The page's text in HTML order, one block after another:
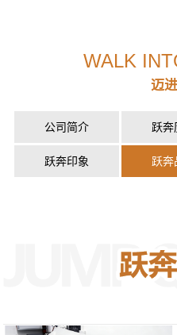
WALK
迈
公司简介 跃奔
跃奔印象 跃奔